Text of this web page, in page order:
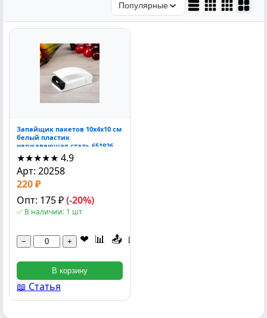
Популярные
Запайщик пакетов 10x4x10 см
белый пластик
нержавеющая сталь 651926
★★★★★ 4.9
Арт: 20258
220 ₽
Опт: 175 ₽(-20%)
✅ В наличии: 1 шт
− + ❤ 📊 📤 📖
В корзину
📖 Статья